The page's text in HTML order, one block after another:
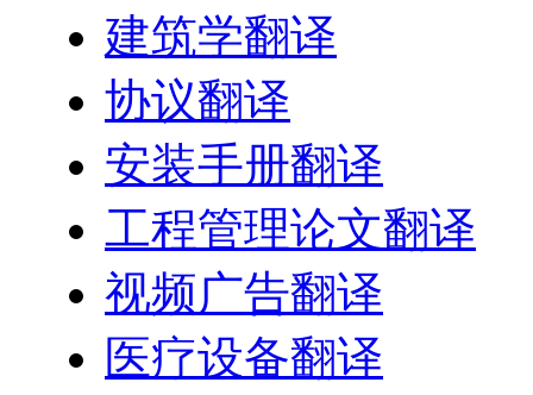
建筑学翻译
协议翻译
安装手册翻译
工程管理论文翻译
视频广告翻译
医疗设备翻译